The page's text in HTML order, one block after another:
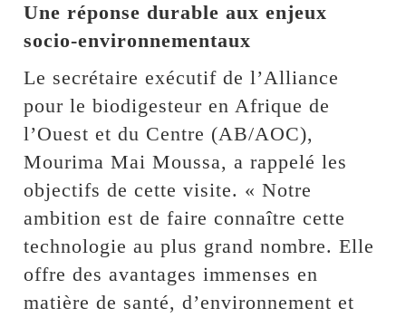
Une réponse durable aux enjeux
socio-environnementaux
Le secrétaire exécutif de l’Alliance
pour le biodigesteur en Afrique de
l’Ouest et du Centre (AB/AOC),
Mourima Mai Moussa, a rappelé les
objectifs de cette visite. « Notre
ambition est de faire connaître cette
technologie au plus grand nombre. Elle
offre des avantages immenses en
matière de santé, d’environnement et